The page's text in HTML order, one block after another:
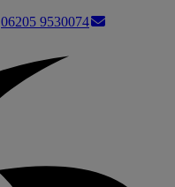
06205 9530074